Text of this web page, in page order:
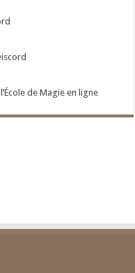
de Magie en ligne